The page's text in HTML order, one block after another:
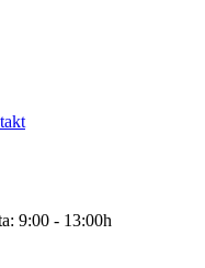
9:00 - 13:00h